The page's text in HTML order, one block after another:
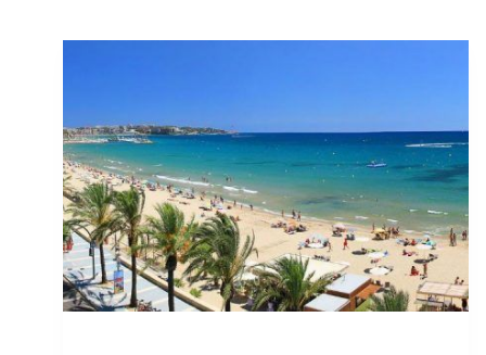
DÉTENTE
HÔTELS
DE
SALOU
AVEC
UN
SPA
AU
MEILLEUR
PRIX